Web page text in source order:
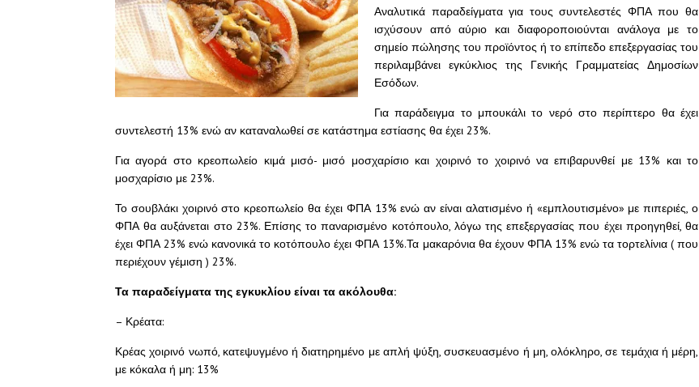
Αναλυτικά παραδείγματα για τους συντελεστές ΦΠΑ που θα
ισχύσουν από αύριο και διαφοροποιούνται ανάλογα με το
σημείο πώλησης του προϊόντος ή το επίπεδο επεξεργασίας του
περιλαμβάνει εγκύκλιος της Γενικής Γραμματείας Δημοσίων
Εσόδων.
Για παράδειγμα το μπουκάλι το νερό στο περίπτερο θα έχει
συντελεστή 13% ενώ αν καταναλωθεί σε κατάστημα εστίασης θα έχει 23%.
Για αγορά στο κρεοπωλείο κιμά μισό- μισό μοσχαρίσιο και χοιρινό το χοιρινό να επιβαρυνθεί με 13% και το
μοσχαρίσιο με 23%.
Το σουβλάκι χοιρινό στο κρεοπωλείο θα έχει ΦΠΑ 13% ενώ αν είναι αλατισμένο ή «εμπλουτισμένο» με πιπεριές, ο
ΦΠΑ θα αυξάνεται στο 23%. Επίσης το παναρισμένο κοτόπουλο, λόγω της επεξεργασίας που έχει προηγηθεί, θα
έχει ΦΠΑ 23% ενώ κανονικά το κοτόπουλο έχει ΦΠΑ 13%.Τα μακαρόνια θα έχουν ΦΠΑ 13% ενώ τα τορτελίνια ( που
περιέχουν γέμιση ) 23%.
Τα παραδείγματα της εγκυκλίου είναι τα ακόλουθα:
– Κρέατα:
Κρέας χοιρινό νωπό, κατεψυγμένο ή διατηρημένο με απλή ψύξη, συσκευασμένο ή μη, ολόκληρο, σε τεμάχια ή μέρη,
με κόκαλα ή μη: 13%